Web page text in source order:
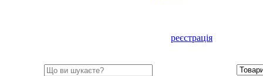
реєстрація